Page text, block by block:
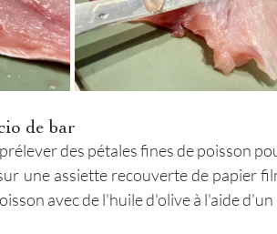
de bar
des pétales fines de poisson
une assiette recouverte de papier
avec de l'huile d'olive à l'aide